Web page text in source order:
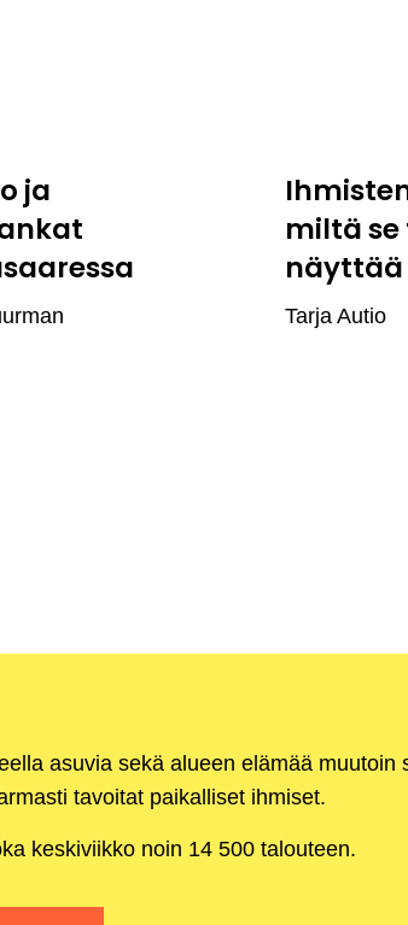
ja
miltä
näyttää
Tarja Autio
asuvia sekä alueen elämää muutoin
tavoitat paikalliset ihmiset.
keskiviikko noin 14 500 talouteen.